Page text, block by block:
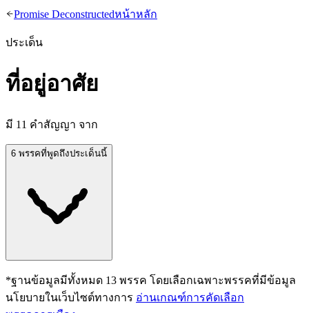
Promise Deconstructedหน้าหลัก
ประเด็น
ที่อยู่อาศัย
มี 11 คำสัญญา จาก
6 พรรคที่พูดถึงประเด็นนี้
*ฐานข้อมูลมีทั้งหมด 13 พรรค โดยเลือกเฉพาะพรรคที่มีข้อมูล
นโยบายในเว็บไซต์ทางการ อ่านเกณฑ์การคัดเลือก